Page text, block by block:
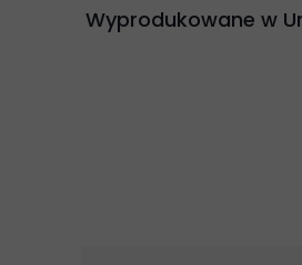
Wyprodukowane w